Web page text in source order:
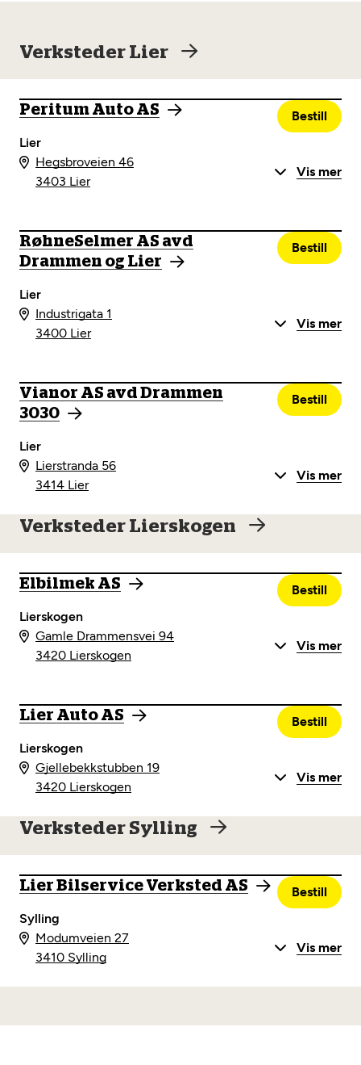
Verksteder Lier
Peritum Auto AS
Lier
Bestill
Hegsbroveien 46
3403 Lier
Vis mer
RøhneSelmer AS avd
Drammen og Lier
Lier
Bestill
Industrigata 1
3400 Lier
Vis mer
Vianor AS avd Drammen
3030
Lier
Bestill
Lierstranda 56
3414 Lier
Vis mer
Verksteder Lierskogen
Elbilmek AS
Lierskogen
Bestill
Gamle Drammensvei 94
3420 Lierskogen
Vis mer
Lier Auto AS
Lierskogen
Bestill
Gjellebekkstubben 19
3420 Lierskogen
Vis mer
Verksteder Sylling
Lier Bilservice Verksted AS
Sylling
Bestill
Modumveien 27
3410 Sylling
Vis mer